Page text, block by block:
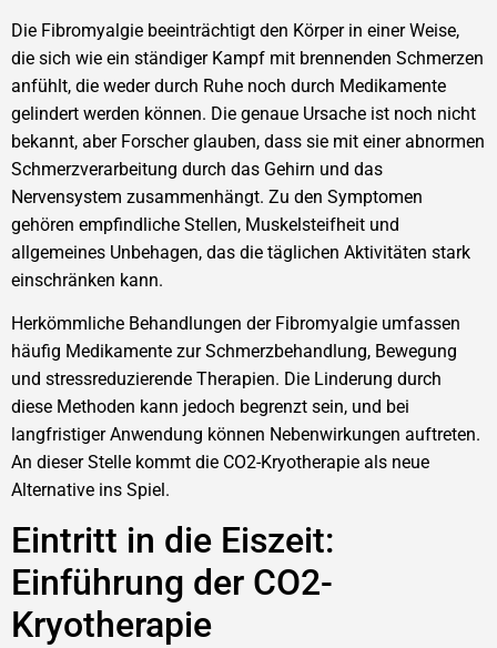
Die Fibromyalgie beeinträchtigt den Körper in einer Weise,
die sich wie ein ständiger Kampf mit brennenden Schmerzen
anfühlt, die weder durch Ruhe noch durch Medikamente
gelindert werden können. Die genaue Ursache ist noch nicht
bekannt, aber Forscher glauben, dass sie mit einer abnormen
Schmerzverarbeitung durch das Gehirn und das
Nervensystem zusammenhängt. Zu den Symptomen
gehören empfindliche Stellen, Muskelsteifheit und
allgemeines Unbehagen, das die täglichen Aktivitäten stark
einschränken kann.
Herkömmliche Behandlungen der Fibromyalgie umfassen
häufig Medikamente zur Schmerzbehandlung, Bewegung
und stressreduzierende Therapien. Die Linderung durch
diese Methoden kann jedoch begrenzt sein, und bei
langfristiger Anwendung können Nebenwirkungen auftreten.
An dieser Stelle kommt die CO2-Kryotherapie als neue
Alternative ins Spiel.
Eintritt in die Eiszeit:
Einführung der CO2-
Kryotherapie